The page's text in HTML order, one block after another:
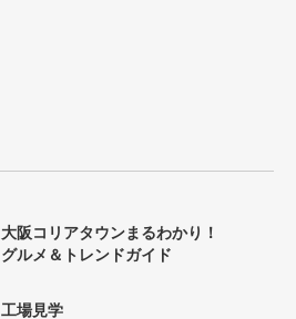
大阪コリアタウンまるわかり！
グルメ＆トレンドガイド
工場見学